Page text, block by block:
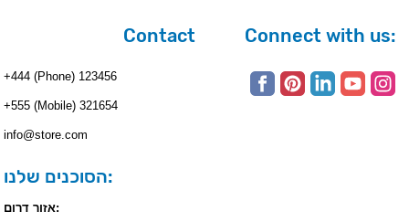
Contact
+444 (Phone) 123456
+555 (Mobile) 321654
info@store.com
הסוכנים שלנו:
אזור דרום:
Connect with us: